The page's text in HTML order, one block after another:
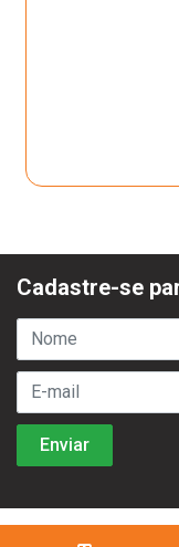
Cadastre-se